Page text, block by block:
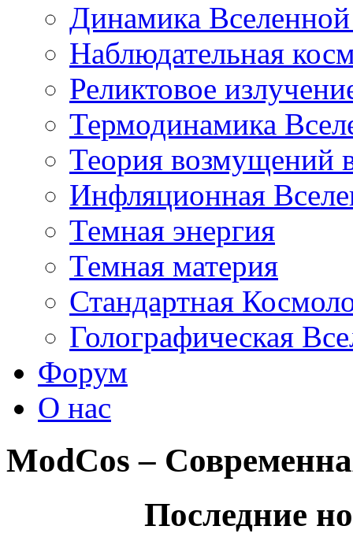
Динамика
Наблюдательная
Реликтовое
Термодинамика
Теория возмущений
Инфляционная
Темная энергия
Темная материя
Стандартная
Голографическая
Форум
О нас
ModCos –
Последние